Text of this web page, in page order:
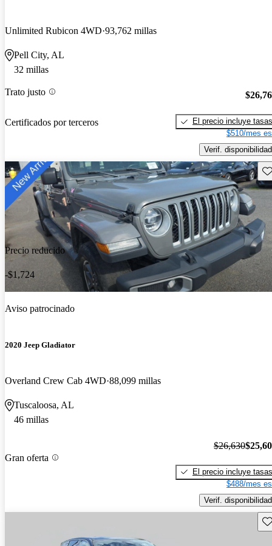
Unlimited Rubicon 4WD 93,762 millas
Pell City, AL
32 millas
Trato justo
Certificados por terceros
El precio incluye tasas
$510/mes
Verif. disponibilidad
Precio reducido
-$1,724
Aviso patrocinado
2020 Jeep Gladiator
Overland Crew Cab 4WD 88,099 millas
Tuscaloosa, AL
46 millas
Gran oferta
$26,630
El precio incluye tasas
$488/mes
Verif. disponibilidad